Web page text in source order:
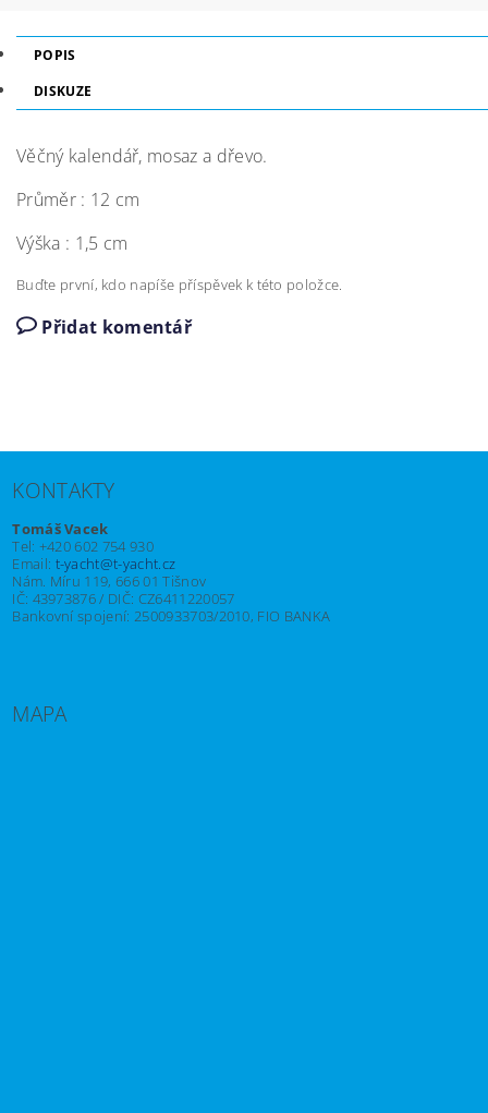
POPIS
DISKUZE
Věčný kalendář, mosaz a dřevo.
Průměr : 12 cm
Výška : 1,5 cm
Buďte první, kdo napíše příspěvek k této položce.
Přidat komentář
KONTAKTY
Tomáš Vacek
Tel: +420 602 754 930
Email: t-yacht@t-yacht.cz
Nám. Míru 119, 666 01 Tišnov
IČ: 43973876 / DIČ: CZ6411220057
Bankovní spojení: 2500933703/2010, FIO BANKA
MAPA